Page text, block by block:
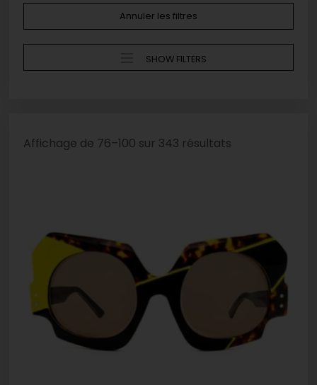
Annuler les filtres
SHOW FILTERS
Affichage de 76–100 sur 343 résultats